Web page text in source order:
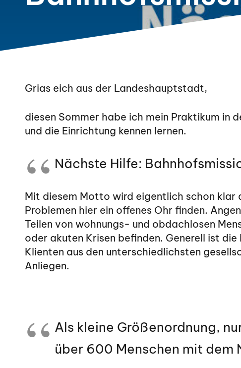
Grias eich aus der Landeshauptstadt,
diesen Sommer habe ich mein Praktikum in
und die Einrichtung kennen lernen.
Nächste Hilfe:
Mit diesem Motto wird eigentlich schon klar
Problemen hier ein offenes Ohr finden.
Teilen von wohnungs- und obdachlosen
oder akuten Krisen befinden. Generell ist
Klienten aus den unterschiedlichsten
Anliegen.
Als kleine Größenordnung,
über 600 Menschen mit dem